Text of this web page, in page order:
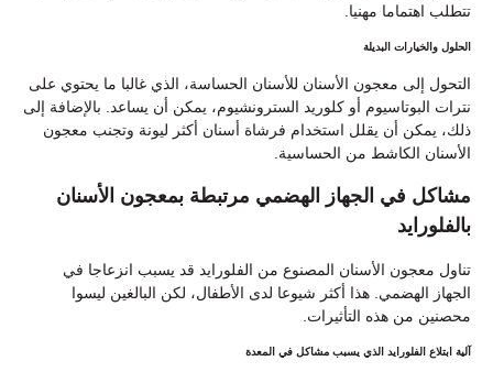
تتطلب اهتماما مهنيا.
الحلول والخيارات البديلة
التحول إلى معجون الأسنان للأسنان الحساسة، الذي غالبا ما يحتوي على
نترات البوتاسيوم أو كلوريد السترونشيوم، يمكن أن يساعد. بالإضافة إلى
ذلك، يمكن أن يقلل استخدام فرشاة أسنان أكثر ليونة وتجنب معجون
الأسنان الكاشط من الحساسية.
مشاكل في الجهاز الهضمي مرتبطة بمعجون الأسنان
بالفلورايد
تناول معجون الأسنان المصنوع من الفلورايد قد يسبب انزعاجا في
الجهاز الهضمي. هذا أكثر شيوعا لدى الأطفال، لكن البالغين ليسوا
محصنين من هذه التأثيرات.
آلية ابتلاع الفلورايد الذي يسبب مشاكل في المعدة